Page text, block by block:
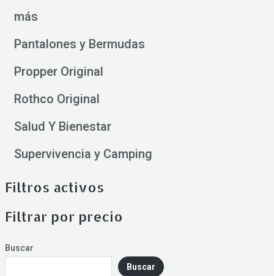
más
Pantalones y Bermudas
Propper Original
Rothco Original
Salud Y Bienestar
Supervivencia y Camping
Filtros activos
Filtrar por precio
Buscar
Buscar